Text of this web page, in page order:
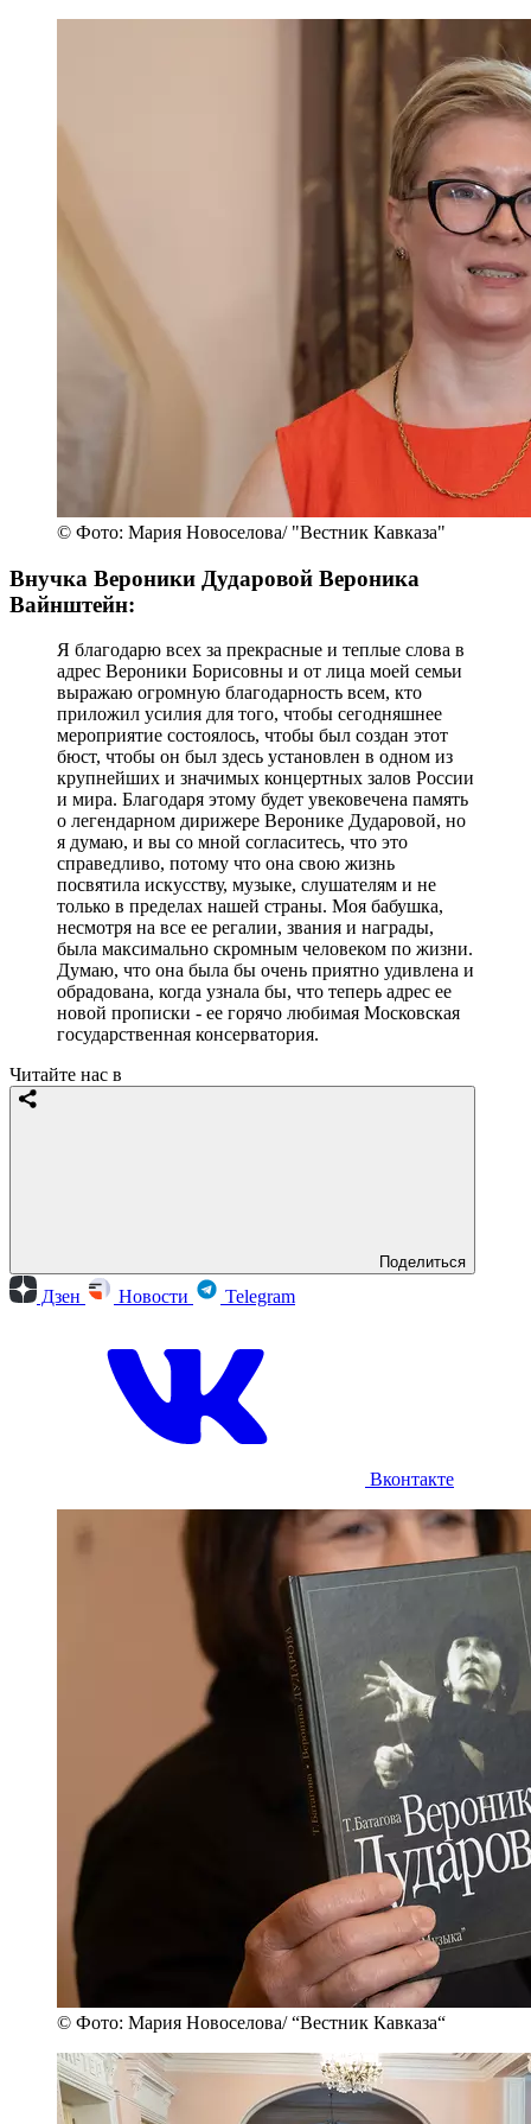
© Фото: Мария Новоселова/ "Вестник Кавказа"
Внучка Вероники Дударовой Вероника
Вайнштейн:
Я благодарю всех за прекрасные и теплые слова в
адрес Вероники Борисовны и от лица моей семьи
выражаю огромную благодарность всем, кто
приложил усилия для того, чтобы сегодняшнее
мероприятие состоялось, чтобы был создан этот
бюст, чтобы он был здесь установлен в одном из
крупнейших и значимых концертных залов России
и мира. Благодаря этому будет увековечена память
о легендарном дирижере Веронике Дударовой, но
я думаю, и вы со мной согласитесь, что это
справедливо, потому что она свою жизнь
посвятила искусству, музыке, слушателям и не
только в пределах нашей страны. Моя бабушка,
несмотря на все ее регалии, звания и награды,
была максимально скромным человеком по жизни.
Думаю, что она была бы очень приятно удивлена и
обрадована, когда узнала бы, что теперь адрес ее
новой прописки - ее горячо любимая Московская
государственная консерватория.
Читайте нас в
Поделиться
Дзен Новости Telegram
Вконтакте
© Фото: Мария Новоселова/ “Вестник Кавказа“